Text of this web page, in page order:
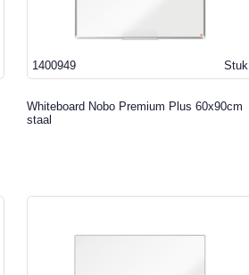
Stuk
1400949
Whiteboard Nobo Premium Plus 60x90cm
staal